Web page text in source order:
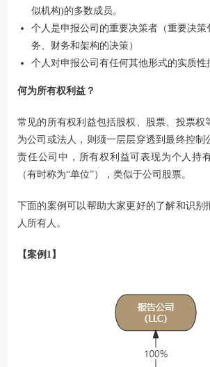
似机构)的多数成员。
个人是申报公司的重要决策者（重要决策
务、财务和架构的决策）
个人对申报公司有任何其他形式的实质性
何为所有权利益？
常见的所有权利益包括股权、股票、投票权
为公司或法人，则须一层层穿透到最终控制
责任公司中，所有权利益可表现为个人持
（有时称为“单位”），类似于公司股票。
下面的案例可以帮助大家更好的了解和识别
人所有人。
【案例1】